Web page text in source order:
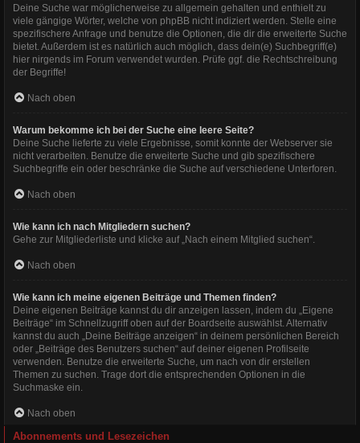
Deine Suche war möglicherweise zu allgemein gehalten und enthielt zu
viele gängige Wörter, welche von phpBB nicht indiziert werden. Stelle eine
spezifischere Anfrage und benutze die Optionen, die dir die erweiterte Suche
bietet. Außerdem ist es natürlich auch möglich, dass dein(e) Suchbegriff(e)
hier nirgends im Forum verwendet wurden. Prüfe ggf. die Rechtschreibung
der Begriffe!
Nach oben
Warum bekomme ich bei der Suche eine leere Seite?
Deine Suche lieferte zu viele Ergebnisse, somit konnte der Webserver sie
nicht verarbeiten. Benutze die erweiterte Suche und gib spezifischere
Suchbegriffe ein oder beschränke die Suche auf verschiedene Unterforen.
Nach oben
Wie kann ich nach Mitgliedern suchen?
Gehe zur Mitgliederliste und klicke auf „Nach einem Mitglied suchen“.
Nach oben
Wie kann ich meine eigenen Beiträge und Themen finden?
Deine eigenen Beiträge kannst du dir anzeigen lassen, indem du „Eigene
Beiträge“ im Schnellzugriff oben auf der Boardseite auswählst. Alternativ
kannst du auch „Deine Beiträge anzeigen“ in deinem persönlichen Bereich
oder „Beiträge des Benutzers suchen“ auf deiner eigenen Profilseite
verwenden. Benutze die erweiterte Suche, um nach von dir erstellen
Themen zu suchen. Trage dort die entsprechenden Optionen in die
Suchmaske ein.
Nach oben
Abonnements und Lesezeichen